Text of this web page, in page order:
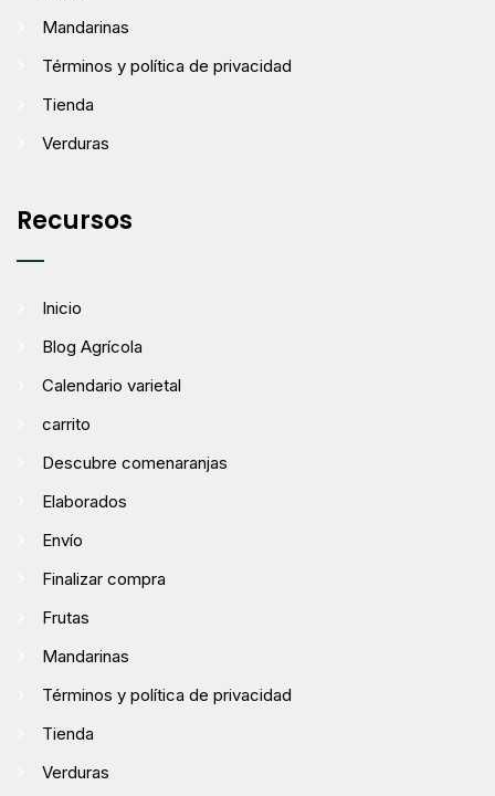
Mandarinas
Términos y política de privacidad
Tienda
Verduras
Recursos
Inicio
Blog Agrícola
Calendario varietal
carrito
Descubre comenaranjas
Elaborados
Envío
Finalizar compra
Frutas
Mandarinas
Términos y política de privacidad
Tienda
Verduras